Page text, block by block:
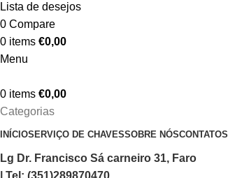
Lista de desejos
0 Compare
0 items €0,00
Menu
0 items €0,00
Categorias
INÍCIOSERVIÇO DE CHAVESSOBRE NÓSCONTATOS
Lg Dr. Francisco Sá carneiro 31, Faro
| Tel: (351)289870470